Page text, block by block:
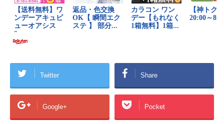
Twitter Share
Google+ Pocket